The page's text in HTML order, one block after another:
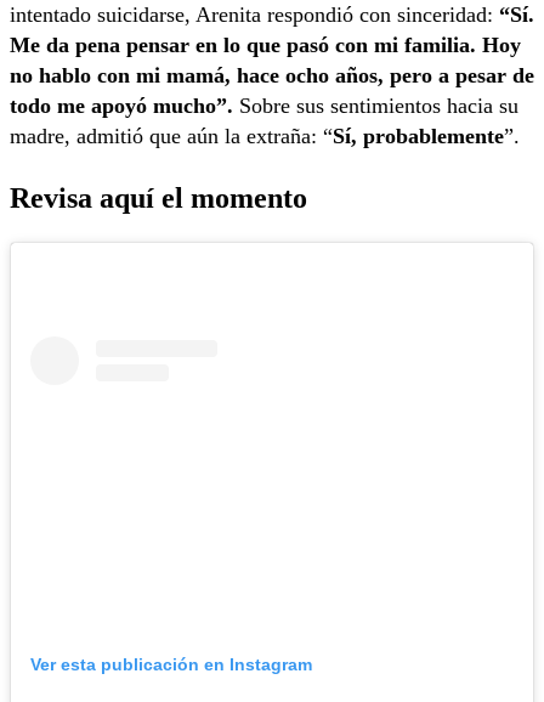
intentado suicidarse, Arenita respondió con sinceridad: “Sí.
Me da pena pensar en lo que pasó con mi familia. Hoy
no hablo con mi mamá, hace ocho años, pero a pesar de
todo me apoyó mucho”. Sobre sus sentimientos hacia su
madre, admitió que aún la extraña: “Sí, probablemente”.
Revisa aquí el momento
Ver esta publicación en Instagram